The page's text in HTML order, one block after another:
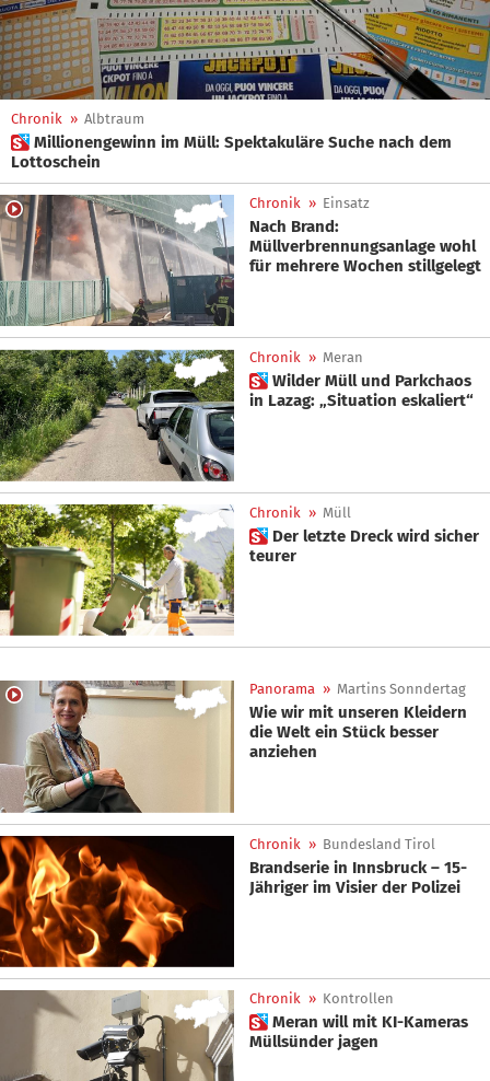
Chronik » Albtraum
 Millionengewinn im Müll: Spektakuläre Suche nach dem
Lottoschein
Chronik » Einsatz
Nach Brand:
Müllverbrennungsanlage wohl
für mehrere Wochen stillgelegt
Chronik » Meran
 Wilder Müll und Parkchaos
in Lazag: „Situation eskaliert“
Chronik » Müll
 Der letzte Dreck wird sicher
teurer
Panorama » Martins Sonndertag
Wie wir mit unseren Kleidern
die Welt ein Stück besser
anziehen
Chronik » Bundesland Tirol
Brandserie in Innsbruck – 15-
Jähriger im Visier der Polizei
Chronik » Kontrollen
 Meran will mit KI-Kameras
Müllsünder jagen